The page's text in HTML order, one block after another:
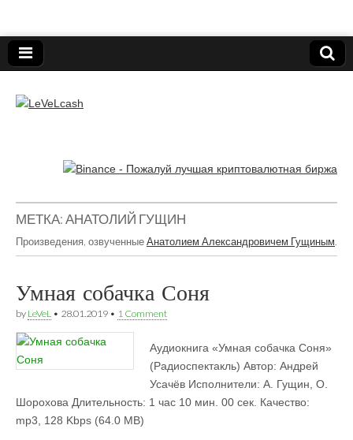
LeVeLcash
МЕТКА:АНАТОЛИЙ ГУЩИН
Произведения, озвученныеАнатолием Александровичем Гущиным.
Умная собачка Соня
by LeVeL • 28.01.2019 • 1 Comment
Аудиокнига «Умная собачка Соня»
(Радиоспектакль) Автор: Андрей
Усачёв Исполнители: А. Гущин, О.
Шорохова Длительность: 1 час 10 мин. 00 сек. Качество:
mp3, 128 Kbps (64.0 MB)